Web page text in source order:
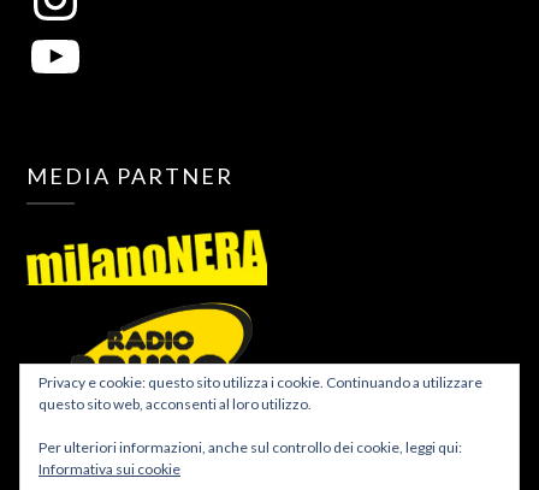
MEDIA PARTNER
Privacy e cookie: questo sito utilizza i cookie. Continuando a utilizzare
questo sito web, acconsenti al loro utilizzo.
Per ulteriori informazioni, anche sul controllo dei cookie, leggi qui:
Informativa sui cookie